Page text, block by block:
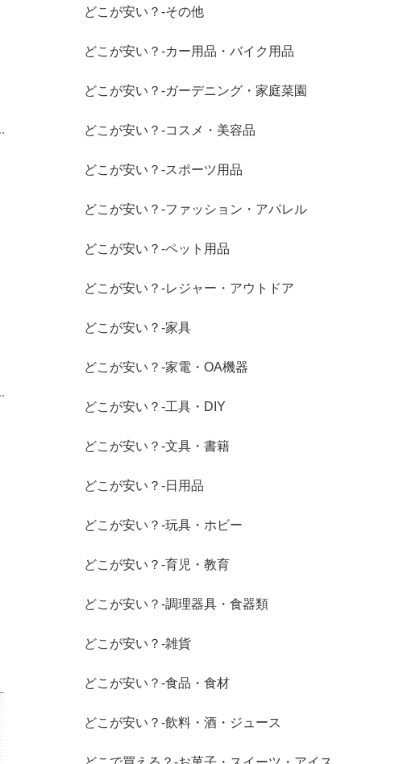
どこが安い？-その他
どこが安い？-カー用品・バイク用品
どこが安い？-ガーデニング・家庭菜園
どこが安い？-コスメ・美容品
どこが安い？-スポーツ用品
どこが安い？-ファッション・アパレル
どこが安い？-ペット用品
どこが安い？-レジャー・アウトドア
どこが安い？-家具
どこが安い？-家電・OA機器
どこが安い？-工具・DIY
どこが安い？-文具・書籍
どこが安い？-日用品
どこが安い？-玩具・ホビー
どこが安い？-育児・教育
どこが安い？-調理器具・食器類
どこが安い？-雑貨
どこが安い？-食品・食材
どこが安い？-飲料・酒・ジュース